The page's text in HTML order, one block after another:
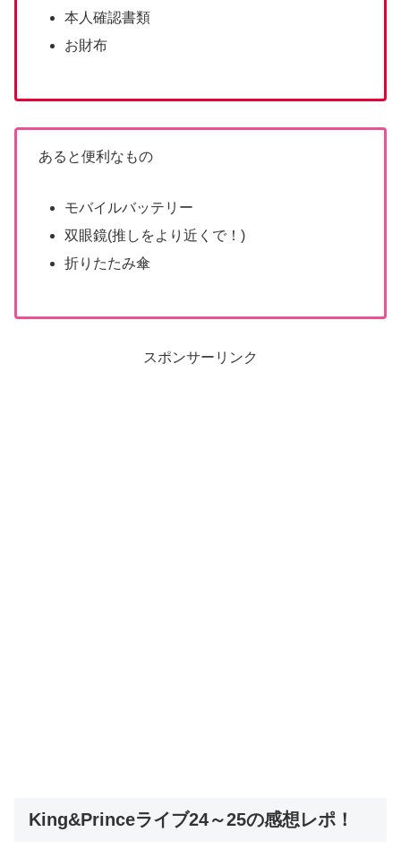
本人確認書類
お財布
あると便利なもの
モバイルバッテリー
双眼鏡(推しをより近くで！)
折りたたみ傘
スポンサーリンク
King&Princeライブ24～25の感想レポ！